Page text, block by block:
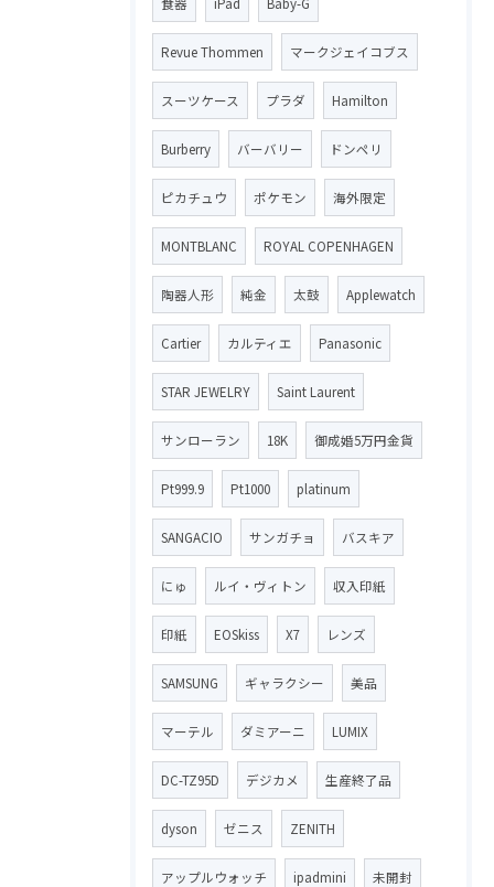
Revue Thommen マークジェイコブス
スーツケース プラダ Hamilton
Burberry バーバリー ドンペリ
ピカチュウ ポケモン 海外限定
MONTBLANC ROYAL COPENHAGEN
陶器人形 純金 太鼓 Applewatch
Cartier カルティエ Panasonic
STAR JEWELRY Saint Laurent
サンローラン 18K 御成婚5万円金貨
Pt999.9 Pt1000 platinum
SANGACIO サンガチョ バスキア
にゅ ルイ・ヴィトン 収入印紙
印紙 EOSkiss X7 レンズ
SAMSUNG ギャラクシー 美品
マーテル ダミアーニ LUMIX
DC-TZ95D デジカメ 生産終了品
dyson ゼニス ZENITH
アップルウォッチ ipadmini 未開封